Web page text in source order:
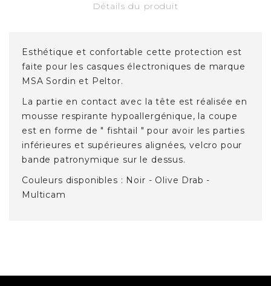
Détails du produit
Esthétique et confortable cette protection est
faite pour les casques électroniques de marque
MSA Sordin et Peltor.
La partie en contact avec la tête est réalisée en
mousse respirante hypoallergénique, la coupe
est en forme de " fishtail " pour avoir les parties
inférieures et supérieures alignées, velcro pour
bande patronymique sur le dessus.
Couleurs disponibles : Noir - Olive Drab -
Multicam